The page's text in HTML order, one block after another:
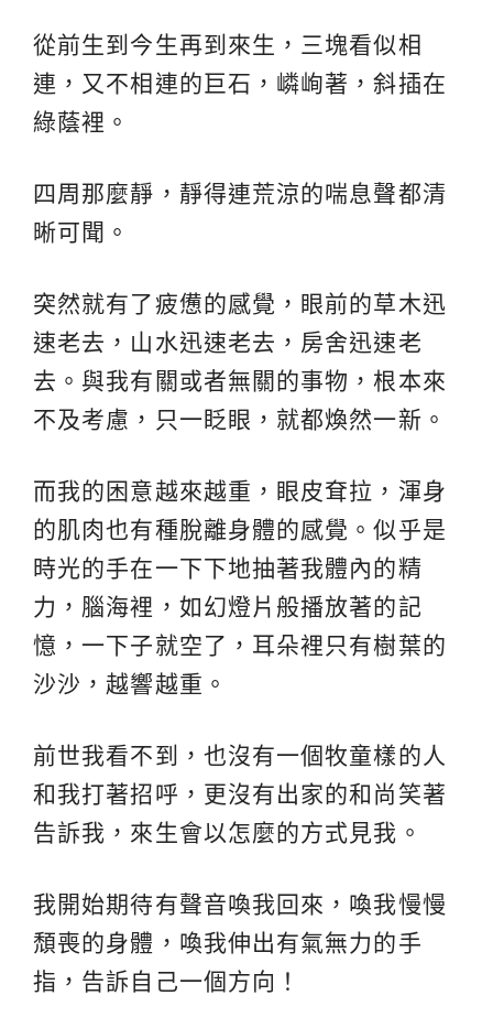
從前生到今生再到來生，三塊看似相
連，又不相連的巨石，嶙峋著，斜插在
綠蔭裡。
四周那麼靜，靜得連荒涼的喘息聲都清
晰可聞。
突然就有了疲憊的感覺，眼前的草木迅
速老去，山水迅速老去，房舍迅速老
去。與我有關或者無關的事物，根本來
不及考慮，只一眨眼，就都煥然一新。
而我的困意越來越重，眼皮耷拉，渾身
的肌肉也有種脫離身體的感覺。似乎是
時光的手在一下下地抽著我體內的精
力，腦海裡，如幻燈片般播放著的記
憶，一下子就空了，耳朵裡只有樹葉的
沙沙，越響越重。
前世我看不到，也沒有一個牧童樣的人
和我打著招呼，更沒有出家的和尚笑著
告訴我，來生會以怎麼的方式見我。
我開始期待有聲音喚我回來，喚我慢慢
頹喪的身體，喚我伸出有氣無力的手
指，告訴自己一個方向！